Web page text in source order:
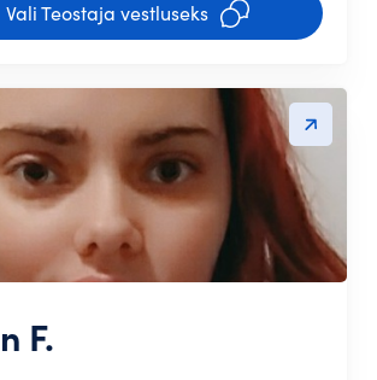
Vali Teostaja vestluseks
F.